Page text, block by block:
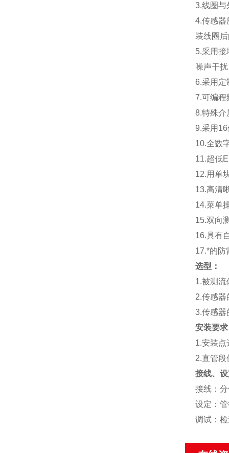
3.线圈与
4.传感器
装线圈
5.采用
噪声干
6.采用
7.可编程
8.特殊介
9.采用
10.全数
11.超低
12.用单
13.高清
14.菜单
15.双向
16.具有
17.*的防
选型：
1.被测流
2.传感器
3.传感器
安装要
1.安装点
2.直管
接线、
接线：
设定：
调试：